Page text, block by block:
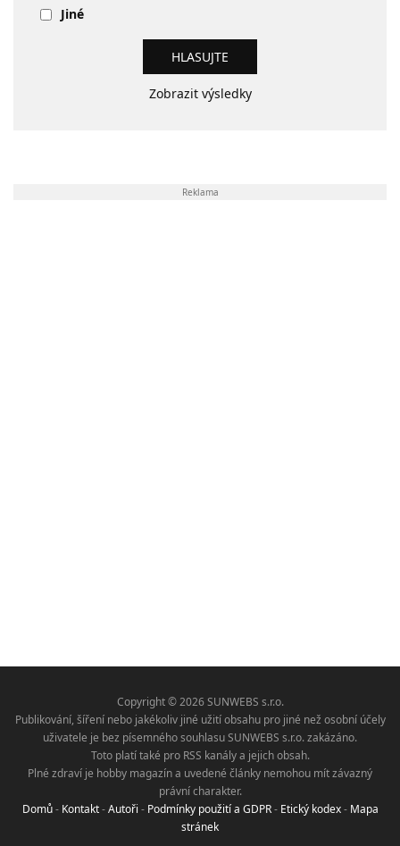
Jiné
Zobrazit výsledky
Reklama
Copyright © 2026 SUNWEBS s.r.o.
Publikování, šíření nebo jakékoliv jiné užití obsahu pro jiné než osobní účely
uživatele je bez písemného souhlasu SUNWEBS s.r.o. zakázáno.
Toto platí také pro RSS kanály a jejich obsah.
Plné zdraví je hobby magazín a uvedené články nemohou mít závazný
právní charakter.
Domů- Kontakt-Autoři - Podmínky použití a GDPR- Etický kodex- Mapa
stránek